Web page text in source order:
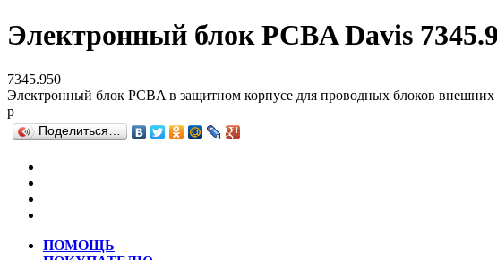
Электронный блок PCBA Davis
7345.950
Электронный блок PCBA в защитном корпусе для проводных блоков внешних
р
Поделиться…
ПОМОЩЬ